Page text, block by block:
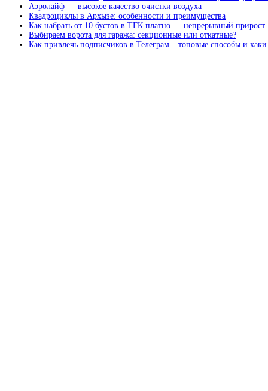
Аэролайф — высокое качество очистки воздуха
Квадроциклы в Архызе: особенности и преимущества
Как набрать от 10 бустов в ТГК платно — непрерывный прирост
Выбираем ворота для гаража: секционные или откатные?
Как привлечь подписчиков в Телеграм – топовые способы и хаки